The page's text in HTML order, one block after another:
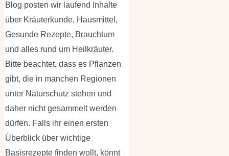
Blog posten wir laufend Inhalte
über Kräuterkunde, Hausmittel,
Gesunde Rezepte, Brauchtum
und alles rund um Heilkräuter.
Bitte beachtet, dass es Pflanzen
gibt, die in manchen Regionen
unter Naturschutz stehen und
daher nicht gesammelt werden
dürfen. Falls ihr einen ersten
Überblick über wichtige
Basisrezepte finden wollt, könnt